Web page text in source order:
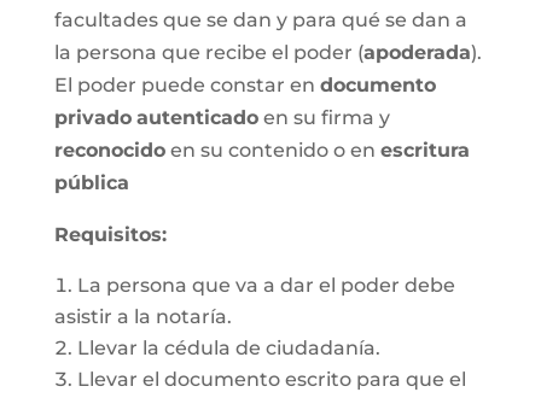
facultades que se dan y para qué se dan a
la persona que recibe el poder (apoderada).
El poder puede constar en documento
privado autenticadoen su firma y
reconocidoen su contenido o en escritura
pública
Requisitos:
La persona que va a dar el poder debe
asistir a la notaría.
Llevar la cédula de ciudadanía.
Llevar el documento escrito para que el